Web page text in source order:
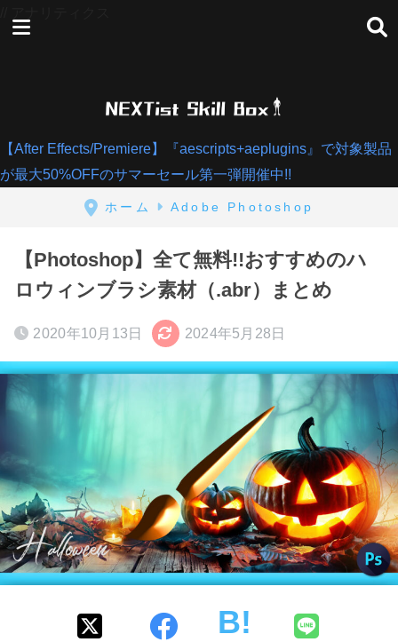
【After Effects/Premiere】『aescripts+aeplugins』で対象製品
が最大50%OFFのサマーセール第一弾開催中!!
ホーム Adobe Photoshop
【Photoshop】全て無料!!おすすめのハ
ロウィンブラシ素材（.abr）まとめ
2020年10月13日 2024年5月28日